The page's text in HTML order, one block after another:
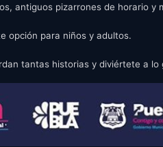
antiguos pizarrones de horario y
opción para niños y adultos.
tantas historias y diviértete a lo